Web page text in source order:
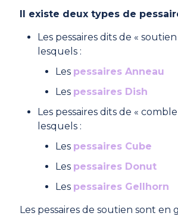
Il existe deux types de
Les pessaires dits de «
lesquels :
Les pessaires Anneau
Les pessaires Dish
Les pessaires dits de «
lesquels :
Les pessaires Cube
Les pessaires Donut
Les pessaires Gellhorn
Les pessaires de soutien sont en